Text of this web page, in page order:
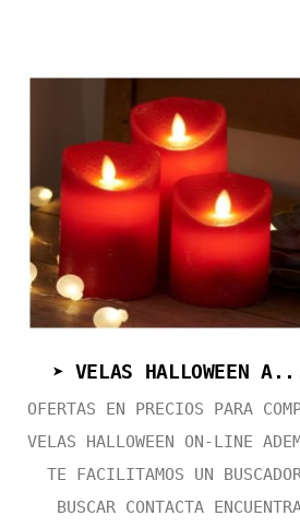
➤ VELAS HALLOWEEN
OFERTAS EN PRECIOS PARA
VELAS HALLOWEEN ON-LINE
TE FACILITAMOS UN
BUSCAR CONTACTA